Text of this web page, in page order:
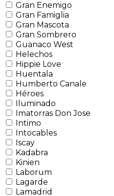
Gran Enemigo
Gran Famiglia
Gran Mascota
Gran Sombrero
Guanaco West
Helechos
Hippie Love
Huentala
Humberto Canale
Héroes
Iluminado
Imatorras Don Jose
Intimo
Intocables
Iscay
Kadabra
Kinien
Laborum
Lagarde
Lamadrid